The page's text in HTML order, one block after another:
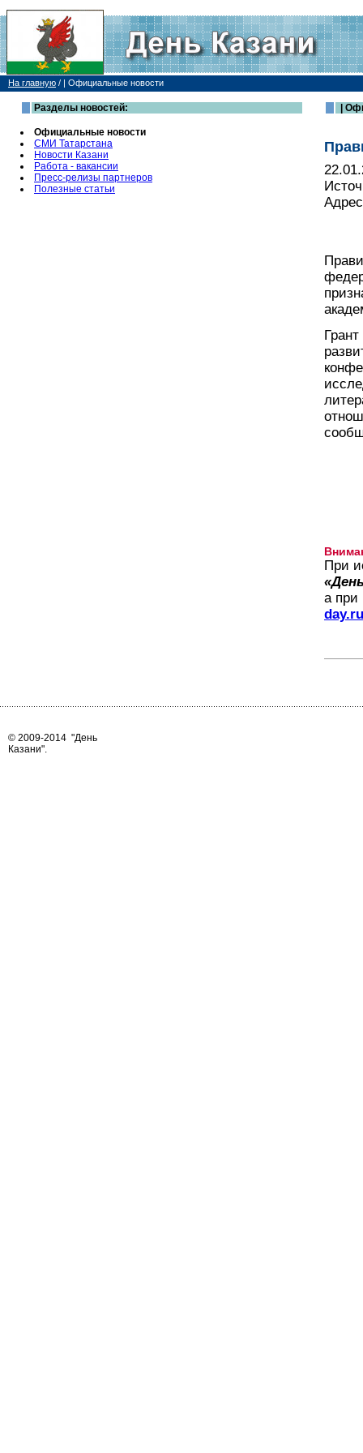
На главную / | Официальные новости
Разделы новостей:
Официальные новости
СМИ Татарстана
Новости Казани
Работа - вакансии
Пресс-релизы партнеров
Полезные статьи
|
При
а при
day.ru
© 2009-2014 "День
Казани".